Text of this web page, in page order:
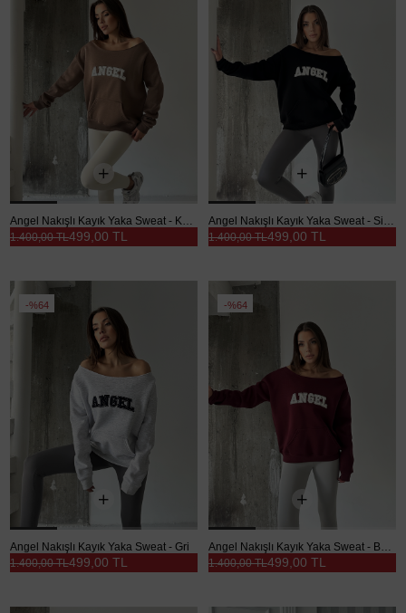
Angel Nakışlı Kayık Yaka Sweat - Kahve
499,00 TL
1.400,00 TL
Angel Nakışlı Kayık Yaka Sweat - Siyah
499,00 TL
1.400,00 TL
%64
Angel Nakışlı Kayık Yaka Sweat - Gri
499,00 TL
1.400,00 TL
%64
Angel Nakışlı Kayık Yaka Sweat - Bordo
499,00 TL
1.400,00 TL